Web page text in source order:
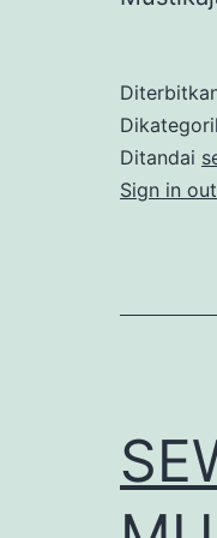
Ditandai
Sign in